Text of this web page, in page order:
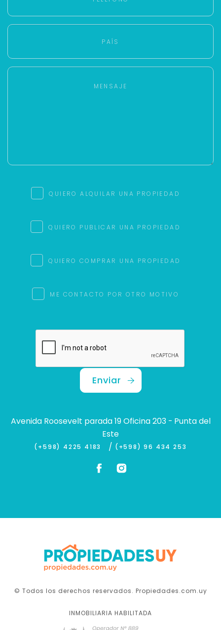
QUIERO ALQUILAR UNA PROPIEDAD
QUIERO PUBLICAR UNA PROPIEDAD
QUIERO COMPRAR UNA PROPIEDAD
ME CONTACTO POR OTRO MOTIVO
Enviar
Avenida Roosevelt parada 19 Oficina 203 - Punta del
Este
(+598) 4225 4183 / (+598) 96 434 253
© Todos los derechos reservados. Propiedades.com.uy
INMOBILIARIA HABILITADA